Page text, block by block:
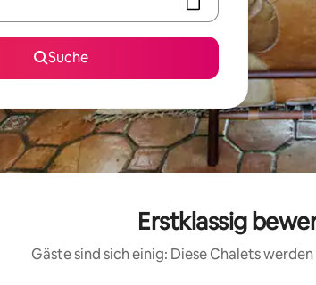
Suche
Erstklassig
Gäste sind sich einig: Diese Chalets